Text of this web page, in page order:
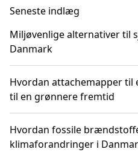
Seneste indlæg
Miljøvenlige alternativer til
Danmark
Hvordan attachemapper
til en grønnere fremtid
Hvordan fossile
klimaforandringer i